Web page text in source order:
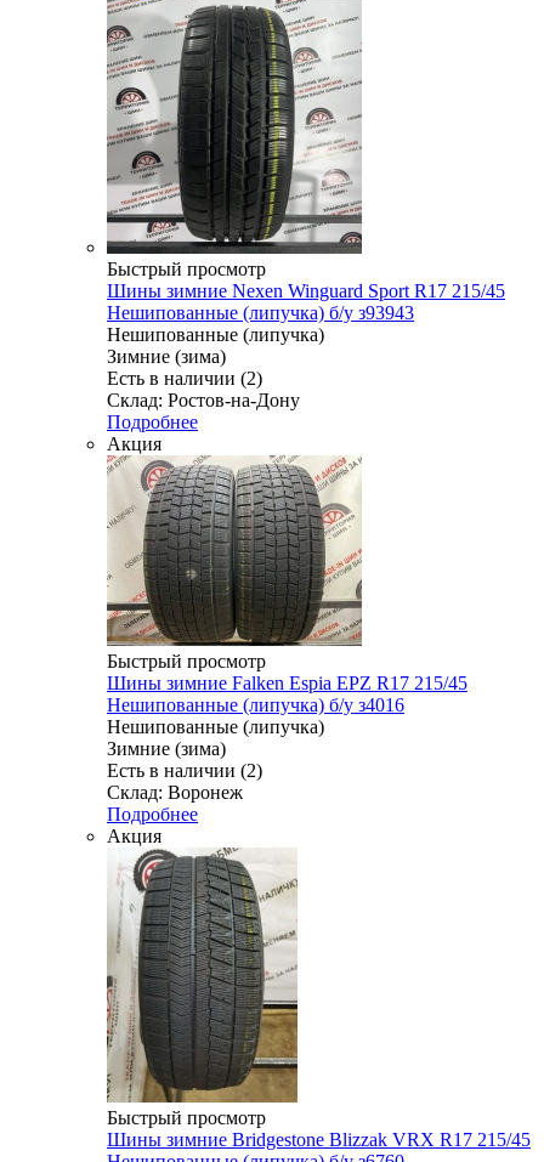
Быстрый просмотр
Шины зимние Nexen Winguard Sport R17 215/45
Нешипованные (липучка) б/у з93943
Нешипованные (липучка)
Зимние (зима)
Есть в наличии (2)
Склад: Ростов-на-Дону
Подробнее
Акция
Быстрый просмотр
Шины зимние Falken Espia EPZ R17 215/45
Нешипованные (липучка) б/у з4016
Нешипованные (липучка)
Зимние (зима)
Есть в наличии (2)
Склад: Воронеж
Подробнее
Акция
Быстрый просмотр
Шины зимние Bridgestone Blizzak VRX R17 215/45